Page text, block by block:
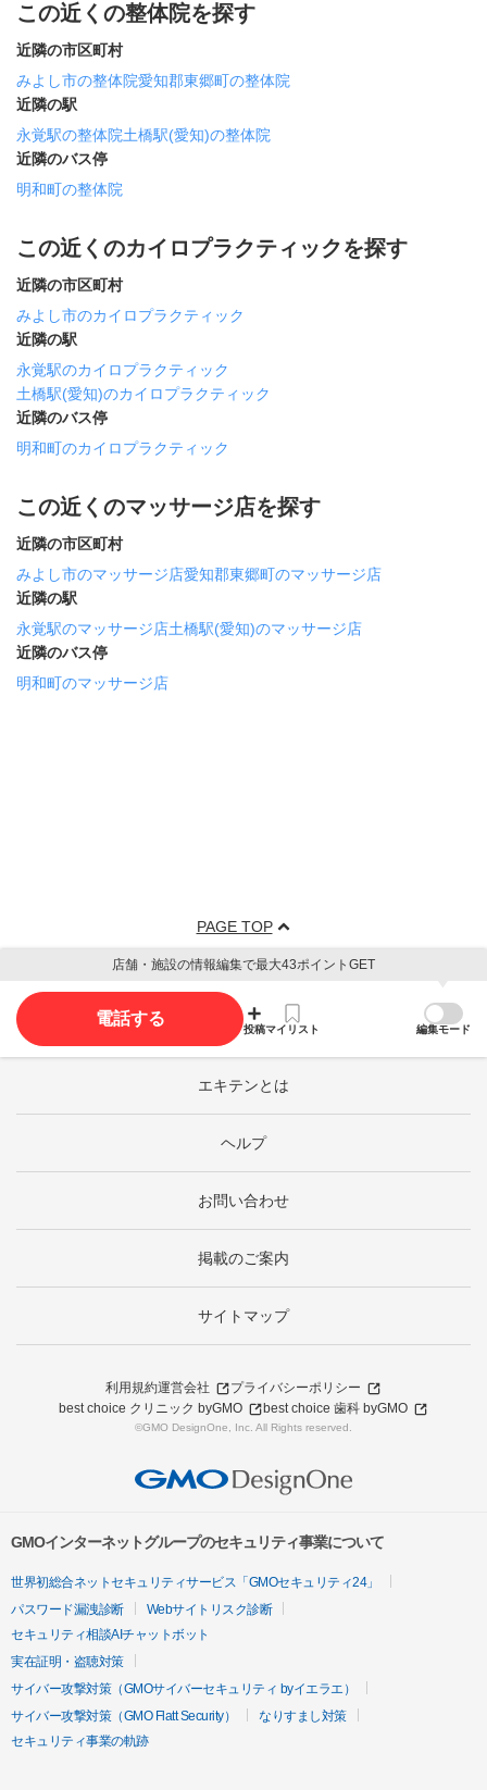
この近くの整体院を探す
近隣の市区町村
みよし市の整体院愛知郡東郷町の整体院
近隣の駅
永覚駅の整体院土橋駅(愛知)の整体院
近隣のバス停
明和町の整体院
この近くのカイロプラクティックを探す
近隣の市区町村
みよし市のカイロプラクティック
近隣の駅
永覚駅のカイロプラクティック
土橋駅(愛知)のカイロプラクティック
近隣のバス停
明和町のカイロプラクティック
この近くのマッサージ店を探す
近隣の市区町村
みよし市のマッサージ店愛知郡東郷町のマッサージ店
近隣の駅
永覚駅のマッサージ店土橋駅(愛知)のマッサージ店
近隣のバス停
明和町のマッサージ店
PAGE TOP
店舗・施設の情報編集で最大43ポイントGET
電話する
投稿マイリスト 編集モード
エキテンとは
ヘルプ
お問い合わせ
掲載のご案内
サイトマップ
利用規約運営会社
プライバシーポリシー
best choice クリニック byGMO
best choice 歯科 byGMO
©GMO DesignOne, Inc. All Rights reserved.
GMOインターネットグループのセキュリティ事業について
世界初総合ネットセキュリティサービス「GMOセキュリティ24」
パスワード漏洩診断
Webサイトリスク診断
セキュリティ相談AIチャットボット
実在証明・盗聴対策
サイバー攻撃対策（GMOサイバーセキュリティ byイエラエ）
サイバー攻撃対策（GMO Flatt Security）
なりすまし対策
セキュリティ事業の軌跡